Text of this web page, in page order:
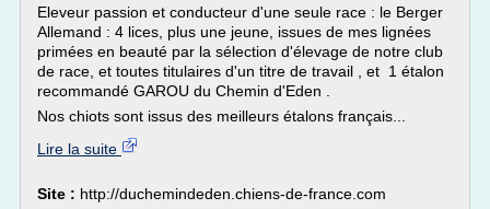
Eleveur passion et conducteur d'une seule race : le Berger
Allemand : 4 lices, plus une jeune, issues de mes lignées
primées en beauté par la sélection d'élevage de notre club
de race, et toutes titulaires d'un titre de travail , et 1 étalon
recommandé GAROU du Chemin d'Eden .
Nos chiots sont issus des meilleurs étalons français...
Lire la suite
Site : http://duchemindeden.chiens-de-france.com